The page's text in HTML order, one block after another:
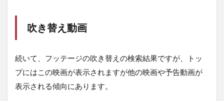
吹き替え動画
続いて、フッテージの吹き替えの検索結果ですが、トッ
プにはこの映画が表示されますが他の映画や予告動画が
表示される傾向にあります。